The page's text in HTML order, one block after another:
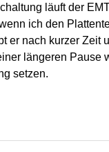
läuft der
ich den
er nach kurzer Zeit
längeren Pause
setzen.